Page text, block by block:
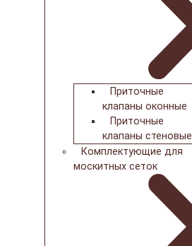
Приточные
клапаны оконные
Приточные
клапаны стеновые
Комплектующие для
москитных сеток